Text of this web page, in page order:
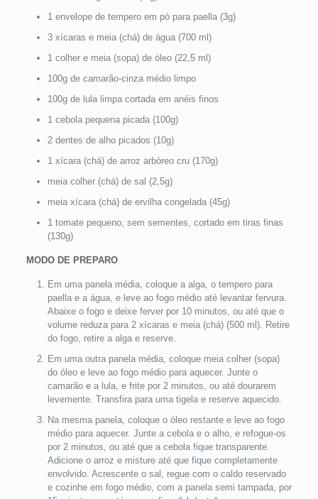
1 envelope de tempero em pó para paella (3g)
3 xícaras e meia (chá) de água (700 ml)
1 colher e meia (sopa) de óleo (22,5 ml)
100g de camarão-cinza médio limpo
100g de lula limpa cortada em anéis finos
1 cebola pequena picada (100g)
2 dentes de alho picados (10g)
1 xícara (chá) de arroz arbóreo cru (170g)
meia colher (chá) de sal (2,5g)
meia xícara (chá) de ervilha congelada (45g)
1 tomate pequeno, sem sementes, cortado em tiras finas
(130g)
MODO DE PREPARO
Em uma panela média, coloque a alga, o tempero para
paella e a água, e leve ao fogo médio até levantar fervura.
Abaixe o fogo e deixe ferver por 10 minutos, ou até que o
volume reduza para 2 xícaras e meia (chá) (500 ml). Retire
do fogo, retire a alga e reserve.
Em uma outra panela média, coloque meia colher (sopa)
do óleo e leve ao fogo médio para aquecer. Junte o
camarão e a lula, e frite por 2 minutos, ou até dourarem
levemente. Transfira para uma tigela e reserve aquecido.
Na mesma panela, coloque o óleo restante e leve ao fogo
médio para aquecer. Junte a cebola e o alho, e refogue-os
por 2 minutos, ou até que a cebola fique transparente.
Adicione o arroz e misture até que fique completamente
envolvido. Acrescente o sal, regue com o caldo reservado
e cozinhe em fogo médio, com a panela semi tampada, por